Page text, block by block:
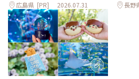
広島県 [PR] 2026.07.31 長野